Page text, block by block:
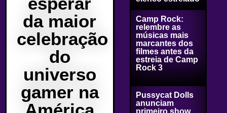
da maior
celebração
do
universo
gamer na
Camp Rock:
relembre as
músicas mais
marcantes dos
filmes antes da
estreia de Camp
Rock 3
Pussycat Dolls
anunciam
primeiro show